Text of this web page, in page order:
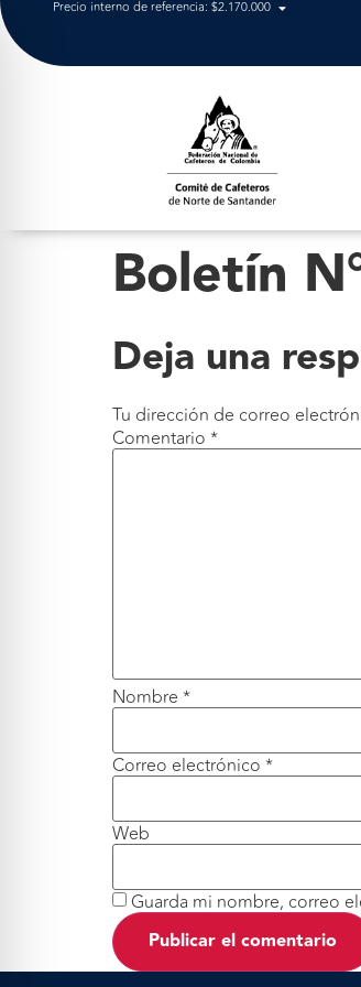
Precio interno de referencia: $2.170.000
Boletín
Deja una
Tu dirección de correo
Comentario *
Nombre *
Correo electrónico *
Web
Guarda mi nombre, correo